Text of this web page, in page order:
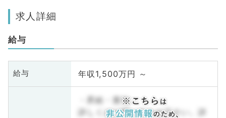
求人詳細
給与
給与 年収1,500万円 ～
・昇給・賞与
詳しくはお問い合わせ下さい。詳